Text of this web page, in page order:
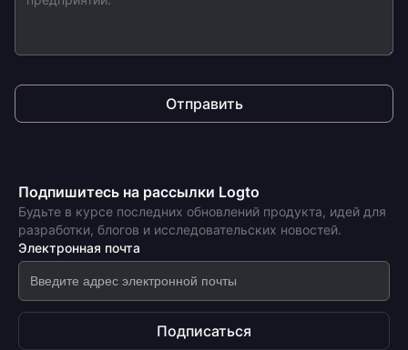
Отправить
Подпишитесь на рассылки Logto
Будьте в курсе последних обновлений продукта, идей для
разработки, блогов и исследовательских новостей.
Электронная почта
Подписаться